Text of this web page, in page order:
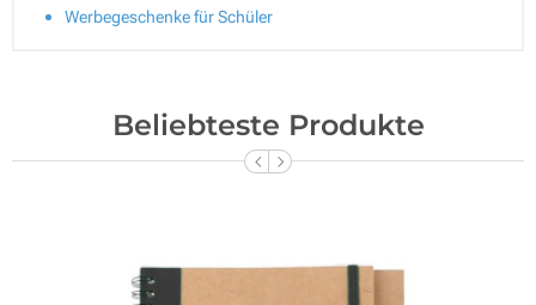
Werbegeschenke für Schüler
Beliebteste Produkte